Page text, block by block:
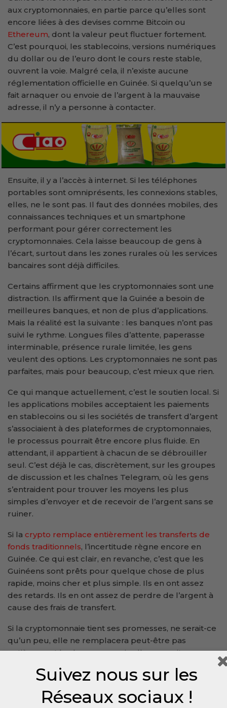
aux cryptomonnaies, en partie parce qu’elles sont
encore liées à des devises comme Bitcoin ou
Ethereum, dont la valeur peut fluctuer fortement.
C’est pourquoi, les stablecoins, versions numériques
du dollar ou de l’euro dont le cours reste stable,
ouvrent la voie. Malgré cela, il n’existe aucune
réglementation officielle en Guinée. Si quelqu’un se
fait arnaquer ou envoie de l’argent à la mauvaise
adresse, il n’y a personne à contacter.
Ensuite, il y a l’accès à internet. Si les téléphones
portables sont omniprésents, les connexions stables,
elles, ne le sont pas. Il faut des données mobiles, des
connaissances techniques et un smartphone
performant pour gérer correctement les
cryptomonnaies. Cela laisse beaucoup de gens à
l’écart, surtout dans les zones rurales où les services
bancaires sont déjà difficiles.
Certains affirment que les cryptomonnaies sont une
distraction. Ils affirment que la Guinée a besoin de
meilleures banques, et non de plus d’applications.
Mais la réalité est la suivante : les banques n’ont pas
suivi le rythme. Longues files d’attente, paperasse
interminable, présence rurale limitée, les gens
veulent des options. Les cryptomonnaies ne sont pas
parfaites, mais pour beaucoup, c’est mieux que rien.
Ce qui manque actuellement, c’est le soutien local. Si
les applications mobiles acceptaient les paiements
en stablecoins ou si les sociétés de transfert d’argent
s’associaient à des plateformes de cryptomonnaies,
le processus pourrait être encore plus fluide. En
attendant, il appartient à chacun de se débrouiller
seul. C’est déjà le cas, discrètement, sur les groupes
de discussion et les chaînes Telegram, où les gens
s’entraident pour trouver les moyens les plus
simples d’envoyer et de recevoir de l’argent sans se
ruiner.
Si la crypto remplace entièrement les transferts de
fonds traditionnels, l’incertitude règne encore en
Guinée. Ce qui est clair, en revanche, c’est que les
Guinéens sont prêts pour quelque chose de plus
rapide, moins cher et plus simple. Ils en ont assez
des retards. Ils en ont assez de perdre de l’argent à
cause des frais de transfert.
Si la cryptomonnaie tient ses promesses, ne serait-ce
qu’un peu, elle ne remplacera peut-être pas
entièrement les banques, mais elle pourrait
Suivez nous sur les
Réseaux sociaux !